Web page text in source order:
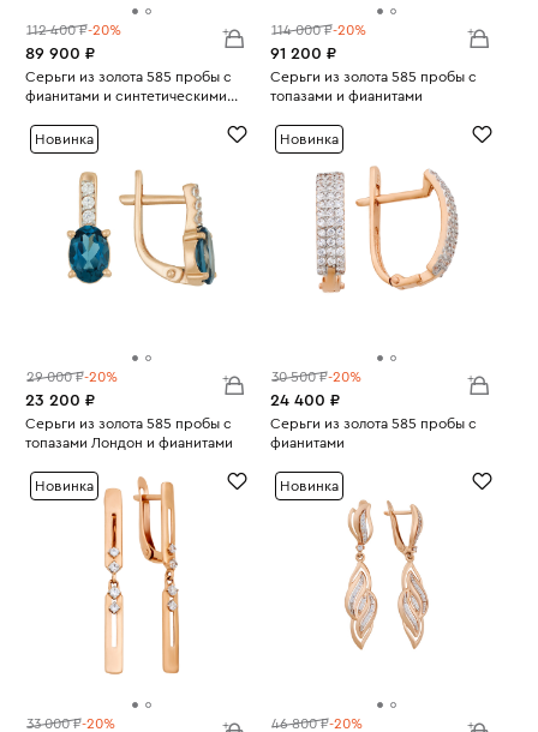
112 400 ₽-20%
89 900 ₽
Серьги из золота 585 пробы с
фианитами и синтетическими
114 000 ₽-20%
91 200 ₽
Серьги из золота 585 пробы с
топазами и фианитами
Новинка
29 000 ₽-20%
23 200 ₽
Серьги из золота 585 пробы с
топазами Лондон и фианитами
Новинка
30 500 ₽-20%
24 400 ₽
Серьги из золота 585 пробы с
фианитами
Новинка
33 000 ₽-20%
Новинка
46 800 ₽-20%